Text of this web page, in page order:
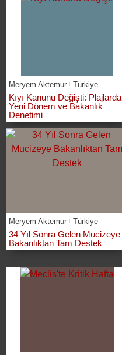
Meryem Aktemur Türkiye
Kıyı Kanunu Değişti: Plajlarda
Yeni Dönem ve Bakanlık
Denetimi
Meryem Aktemur Türkiye
34 Yıl Sonra Gelen Mucizeye
Bakanlıktan Tam Destek